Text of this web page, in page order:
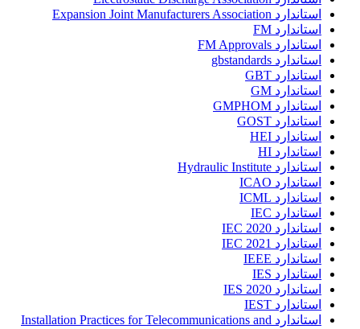
استاندارد Expansion Joint Manufacturers Association
استاندارد FM
استاندارد FM Approvals
استاندارد gbstandards
استاندارد GBT
استاندارد GM
استاندارد GMPHOM
استاندارد GOST
استاندارد HEI
استاندارد HI
استاندارد Hydraulic Institute
استاندارد ICAO
استاندارد ICML
استاندارد IEC
استاندارد IEC 2020
استاندارد IEC 2021
استاندارد IEEE
استاندارد IES
استاندارد IES 2020
استاندارد IEST
استاندارد Installation Practices for Telecommunications and